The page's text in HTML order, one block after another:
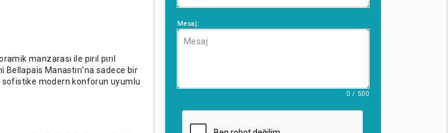
manzarası ile pırıl pırıl
Manastırı'na sadece bir
sofistike modern konforun uyumlu
Mesaj:
0 / 500